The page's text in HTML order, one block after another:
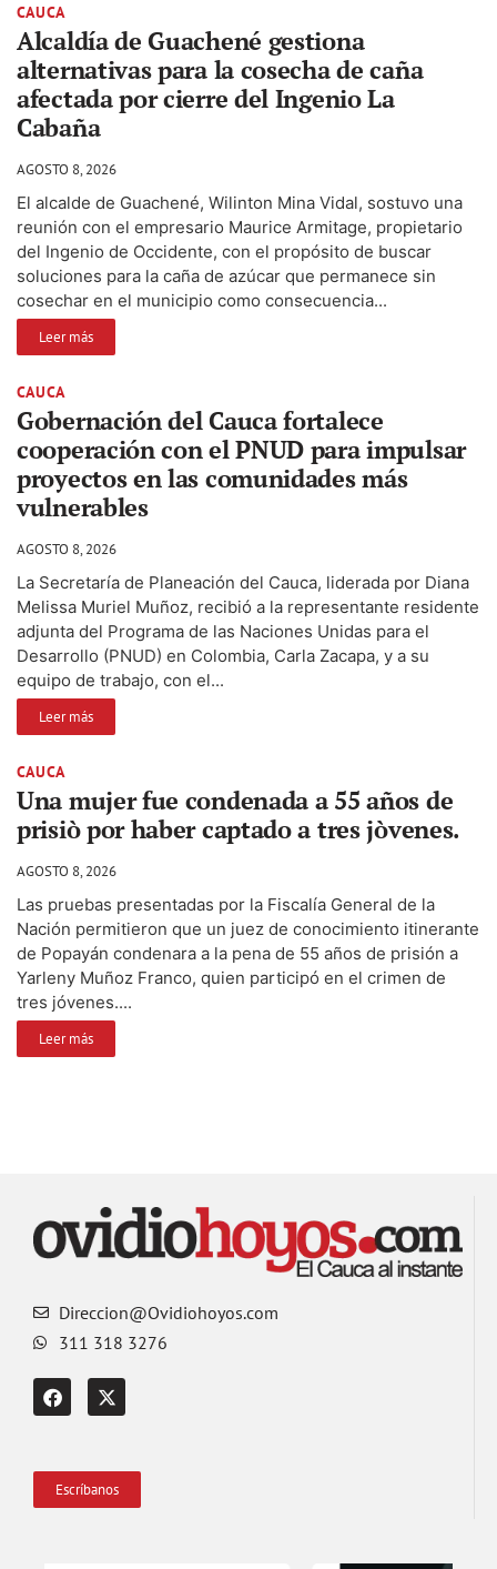
CAUCA
Alcaldía de Guachené gestiona
alternativas para la cosecha de caña
afectada por cierre del Ingenio La
Cabaña
AGOSTO 8, 2026
El alcalde de Guachené, Wilinton Mina Vidal, sostuvo una
reunión con el empresario Maurice Armitage, propietario
del Ingenio de Occidente, con el propósito de buscar
soluciones para la caña de azúcar que permanece sin
cosechar en el municipio como consecuencia...
Leer más
CAUCA
Gobernación del Cauca fortalece
cooperación con el PNUD para impulsar
proyectos en las comunidades más
vulnerables
AGOSTO 8, 2026
La Secretaría de Planeación del Cauca, liderada por Diana
Melissa Muriel Muñoz, recibió a la representante residente
adjunta del Programa de las Naciones Unidas para el
Desarrollo (PNUD) en Colombia, Carla Zacapa, y a su
equipo de trabajo, con el...
Leer más
CAUCA
Una mujer fue condenada a 55 años de
prisiò por haber captado a tres jòvenes.
AGOSTO 8, 2026
Las pruebas presentadas por la Fiscalía General de la
Nación permitieron que un juez de conocimiento itinerante
de Popayán condenara a la pena de 55 años de prisión a
Yarleny Muñoz Franco, quien participó en el crimen de
tres jóvenes....
Leer más
Direccion@Ovidiohoyos.com
311 318 3276
Escríbanos